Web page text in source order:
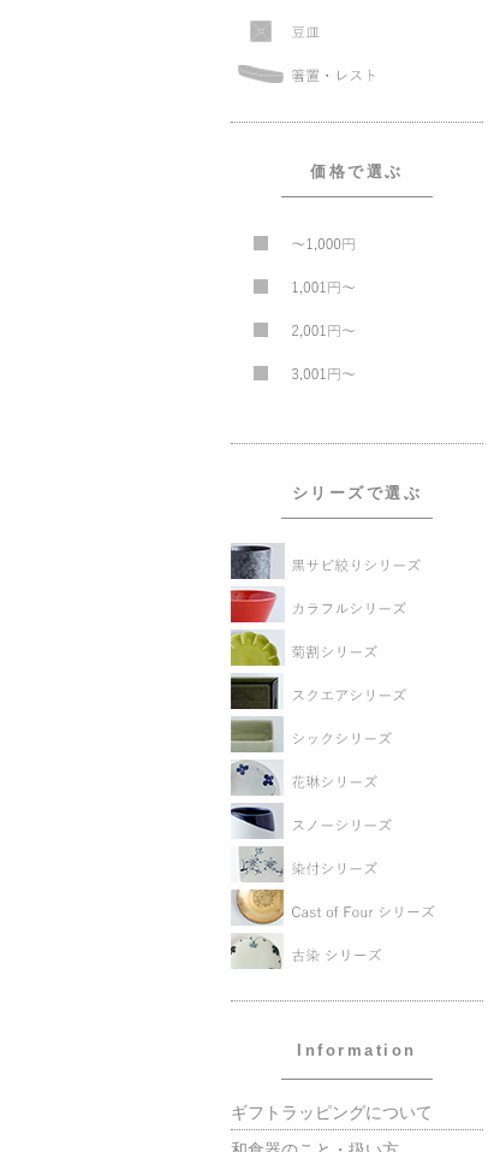
価格で選ぶ
シリーズで選ぶ
Information
ギフトラッピングについて